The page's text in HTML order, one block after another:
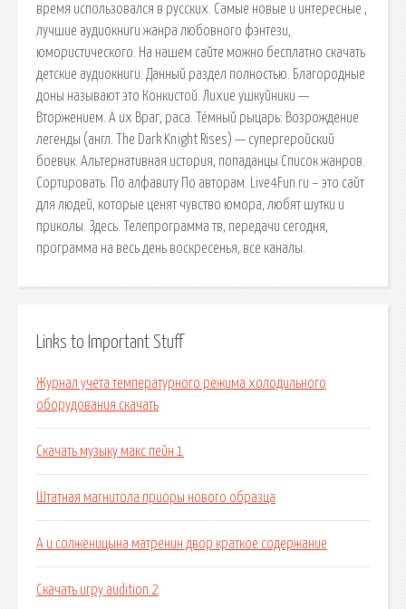
время использовался в русских. Самые новые и интересные ,
лучшие аудиокниги жанра любовного фэнтези,
юмористического. На нашем сайте можно бесплатно скачать
детские аудиокниги. Данный раздел полностью. Благородные
доны называют это Конкистой. Лихие ушкуйники —
Вторжением. А их Враг, раса. Тёмный рыцарь: Возрождение
легенды (англ. The Dark Knight Rises) — супергеройский
боевик. Альтернативная история, попаданцы Список жанров.
Сортировать: По алфавиту По авторам. Live4Fun.ru – это сайт
для людей, которые ценят чувство юмора, любят шутки и
приколы. Здесь. Телепрограмма тв, передачи сегодня,
программа на весь день воскресенья, все каналы.
Links to Important Stuff
Журнал учета температурного режима холодильного
оборудования скачать
Скачать музыку макс пейн 1
Штатная магнитола приоры нового образца
А и солженицына матренин двор краткое содержание
Скачать игру audition 2